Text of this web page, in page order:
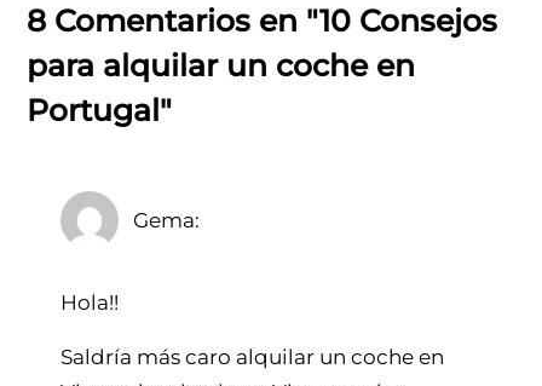
8 Comentarios en "10 Consejos
para alquilar un coche en
Portugal"
Gema
Hola!!
Saldría más caro alquilar un coche en